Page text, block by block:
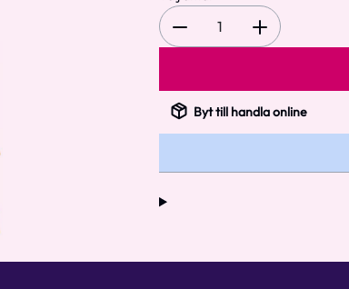
1
Byt till handla online